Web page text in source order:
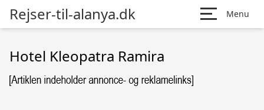
Rejser-til-alanya.dk Menu
Hotel Kleopatra Ramira